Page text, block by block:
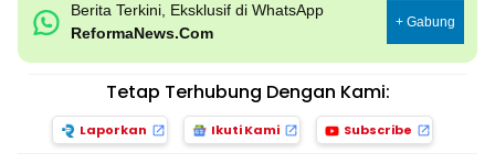
Berita Terkini, Eksklusif di WhatsApp
ReformaNews.Com
+ Gabung
Tetap Terhubung Dengan Kami:
Laporkan Ikuti Kami Subscribe